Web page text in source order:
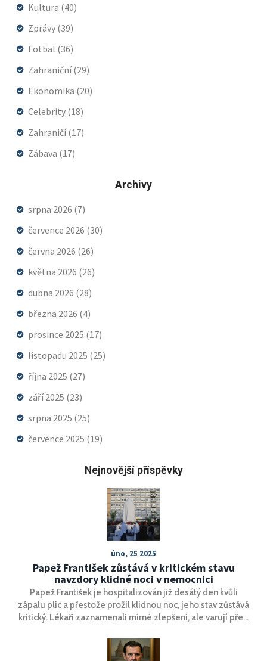
Kultura (40)
Zprávy (39)
Fotbal (36)
Zahraniční(29)
Ekonomika (20)
Celebrity (18)
Zahraničí(17)
Zábava (17)
Archivy
srpna 2026 (7)
července 2026 (30)
června 2026 (26)
května 2026 (26)
dubna 2026 (28)
března 2026 (4)
prosince 2025 (17)
listopadu 2025 (25)
října 2025 (27)
září 2025 (23)
srpna 2025 (25)
července 2025 (19)
Nejnovější příspěvky
úno, 25 2025
Papež František zůstává v kritickém stavu
navzdory klidné noci v nemocnici
Papež František je hospitalizován již desátý den kvůli
zápalu plic a přestože prožil klidnou noc, jeho stav zůstává
kritický. Lékaři zaznamenali mírné zlepšení, ale varují před
pracovní aktivity a nadále komunikuje s náboženskými
vůdci po celém světě.